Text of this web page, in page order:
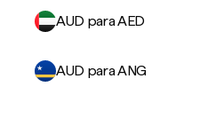
AUD para AED
AUD para ANG